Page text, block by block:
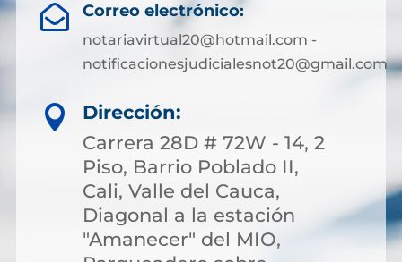
 Correo electrónico:
notariavirtual20@hotmail.com -
notificacionesjudicialesnot20@gmail.com

Dirección:
Carrera 28D # 72W - 14, 2
Piso, Barrio Poblado II,
Cali, Valle del Cauca,
Diagonal a la estación
"Amanecer" del MIO,